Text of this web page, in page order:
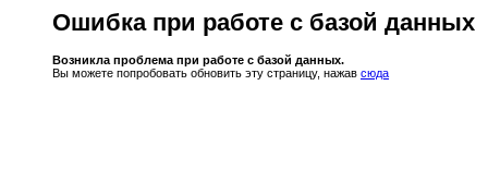
Ошибка при работе с базой данных
Возникла проблема при работе с базой данных.
Вы можете попробовать обновить эту страницу, нажав сюда